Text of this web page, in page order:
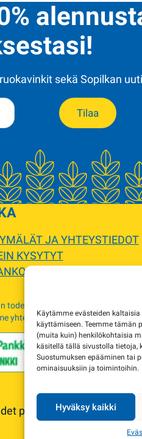
Käytämme evästeiden
käyttämiseen. Teemme tämän
(muita kuin) henkilökohtaisia
käsitellä tällä sivustolla tietoja,
Suostumuksen epääminen tai
ominaisuuksiin ja toimintoihin.
Hyväksy kaikki
sekä Sopilkan
Tilaa
JA YHTEYSTIEDOT
KYSYTYT
todellisista tuotteista.
yhteyttä ja sovimme korvaavista
pidätetään